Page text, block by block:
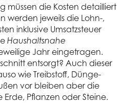
müssen die Kosten detailliert
werden jeweils die Lohn-,
inklusive Umsatzsteuer
Haushaltsnahe
Jahr eingetragen.
entsorgt? Auch dieser
wie Treibstoff, Dünge-
vor bleiben aber die
Pflanzen oder Steine.